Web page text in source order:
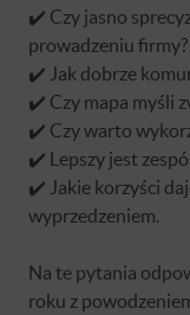
✔️ Czy jasno
prowadzeniu firmy?
✔️ Jak dobrze
✔️ Czy mapa myśli
✔️ Czy warto
✔️ Lepszy jest
✔️ Jakie korzyści
wyprzedzeniem.
Na te pytania
roku z